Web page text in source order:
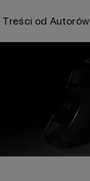
Treści od Autorów